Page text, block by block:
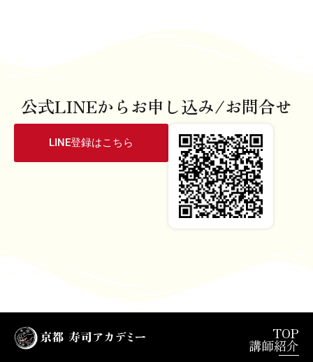
公式LINEからお申し込み/お問合せ
LINE登録はこちら
TOP
講師紹介